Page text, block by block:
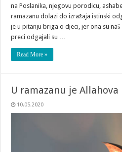
na Poslanika, njegovu porodicu,
ramazanu dolazi do izražaja istinski
je u pitanju briga o djeci, jer ona su
preci odgajali su …
Read More »
U ramazanu je Allahova
10.05.2020